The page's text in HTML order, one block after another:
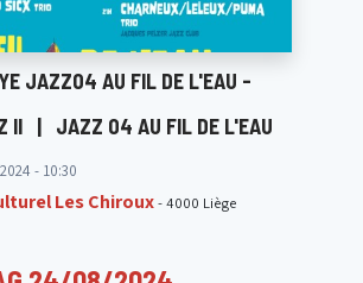
JAZZ04 AU FIL DE L'EAU -
II | JAZZ 04 AU FIL DE L'EAU
- 10:30
Les Chiroux- 4000 Liège